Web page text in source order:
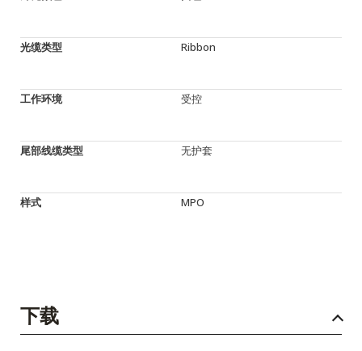
光缆类型 Ribbon
工作环境 受控
尾部线缆类型 无护套
样式 MPO
下载